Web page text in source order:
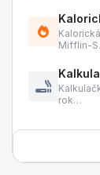
Mifflin-
rok…